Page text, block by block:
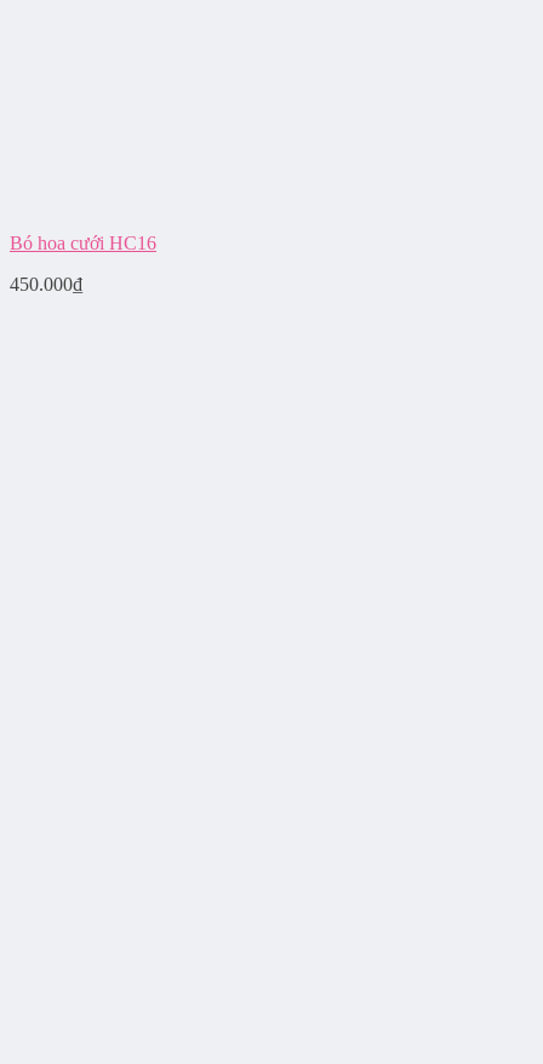
Bó hoa cưới HC16
450.000₫